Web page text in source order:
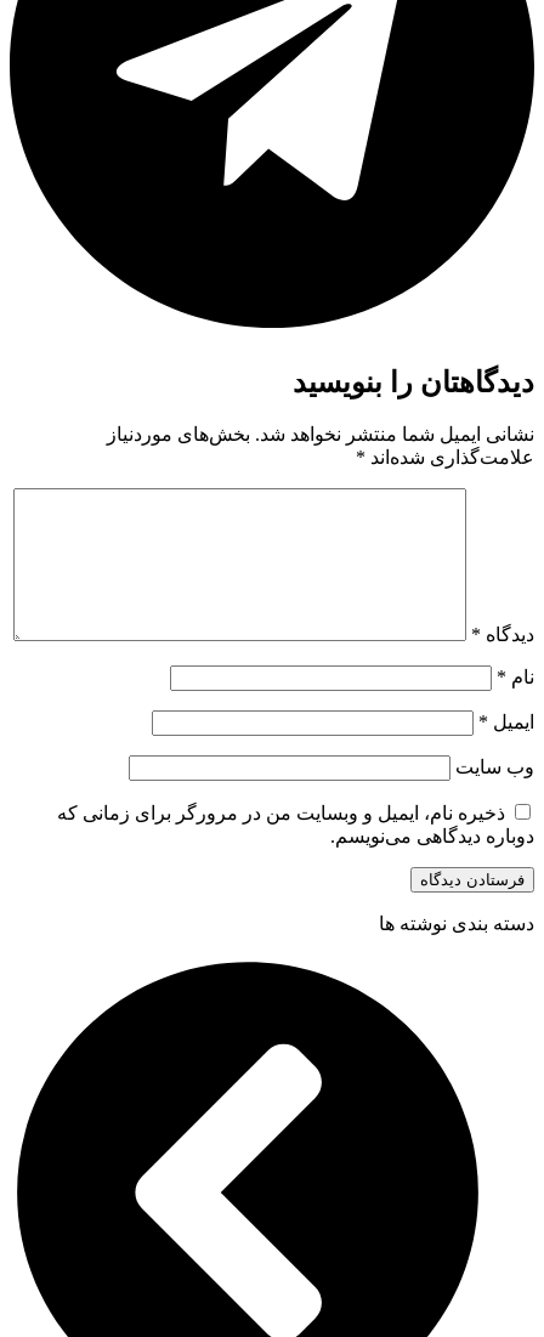
دیدگاهتان را بنویسید
نشانی ایمیل شما منتشر نخواهد شد. بخش‌های موردنیاز
علامت‌گذاری شده‌اند *
دیدگاه *
نام *
ایمیل *
وب‌ سایت
ذخیره نام، ایمیل و وبسایت من در مرورگر برای زمانی که
دوباره دیدگاهی می‌نویسم.
دسته بندی نوشته ها